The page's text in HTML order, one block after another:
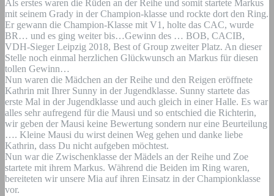
Als erstes waren die Rüden an der Reihe und somit startete Markus
mit seinem Grady in der Champion-klasse und rockte dort den Ring.
Er gewann die Champion-Klasse mit V1, holte das CAC, wurde
BR… und es ging weiter bis…Gewinn des … BOB, CACIB,
VDH-Sieger Leipzig 2018, Best of Group zweiter Platz. An dieser
Stelle noch einmal herzlichen Glückwunsch an Markus für diesen
tollen Gewinn…
Nun waren die Mädchen an der Reihe und den Reigen eröffnete
Kathrin mit Ihrer Sunny in der Jugendklasse. Sunny startete das
erste Mal in der Jugendklasse und auch gleich in einer Halle. Es war
alles sehr aufregend für die Mausi und so entschied die Richterin,
wir geben der Mausi keine Bewertung sondern nur eine Beurteilung
…. Kleine Mausi du wirst deinen Weg gehen und danke liebe
Kathrin, dass Du nicht aufgeben möchtest.
Nun war die Zwischenklasse der Mädels an der Reihe und Zoe
startete mit ihrem Markus. Während die Beiden im Ring waren,
bereiteten wir unsere Mia auf ihren Einsatz in der Championklasse
vor.